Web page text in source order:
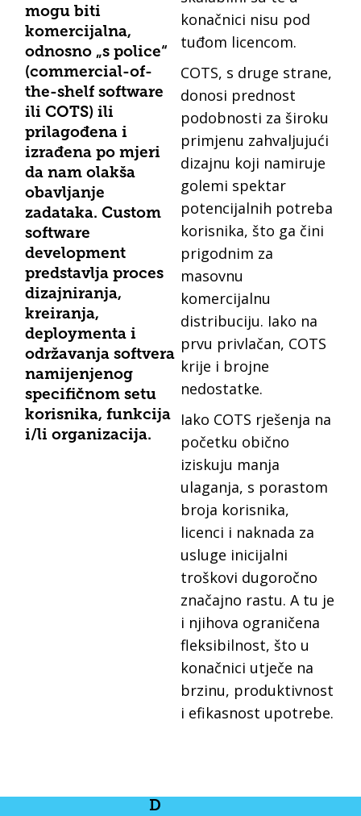
mogu biti
komercijalna,
odnosno „s police“
(commercial-of-
the-shelf software
ili COTS) ili
prilagođena i
izrađena po mjeri
da nam olakša
obavljanje
zadataka. Custom
software
development
predstavlja proces
dizajniranja,
kreiranja,
deploymenta i
održavanja softvera
namijenjenog
specifičnom setu
korisnika, funkcija
i/li organizacija.
konačnici nisu pod
tuđom licencom.
COTS, s druge strane,
donosi prednost
podobnosti za široku
primjenu zahvaljujući
dizajnu koji namiruje
golemi spektar
potencijalnih potreba
korisnika, što ga čini
prigodnim za
masovnu
komercijalnu
distribuciju. Iako na
prvu privlačan, COTS
krije i brojne
nedostatke.
Iako COTS rješenja na
početku obično
iziskuju manja
ulaganja, s porastom
broja korisnika,
licenci i naknada za
usluge inicijalni
troškovi dugoročno
značajno rastu. A tu je
i njihova ograničena
fleksibilnost, što u
konačnici utječe na
brzinu, produktivnost
i efikasnost upotrebe.
D